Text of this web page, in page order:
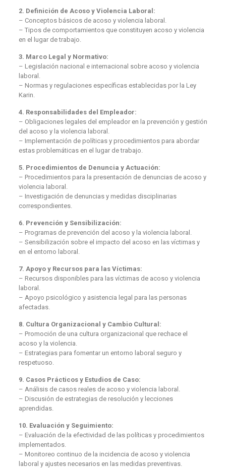
2. Definición de Acoso y Violencia Laboral:
– Conceptos básicos de acoso y violencia laboral.
– Tipos de comportamientos que constituyen acoso y violencia
en el lugar de trabajo.
3. Marco Legal y Normativo:
– Legislación nacional e internacional sobre acoso y violencia
laboral.
– Normas y regulaciones específicas establecidas por la Ley
Karin.
4. Responsabilidades del Empleador:
– Obligaciones legales del empleador en la prevención y gestión
del acoso y la violencia laboral.
– Implementación de políticas y procedimientos para abordar
estas problemáticas en el lugar de trabajo.
5. Procedimientos de Denuncia y Actuación:
– Procedimientos para la presentación de denuncias de acoso y
violencia laboral.
– Investigación de denuncias y medidas disciplinarias
correspondientes.
6. Prevención y Sensibilización:
– Programas de prevención del acoso y la violencia laboral.
– Sensibilización sobre el impacto del acoso en las víctimas y
en el entorno laboral.
7. Apoyo y Recursos para las Víctimas:
– Recursos disponibles para las víctimas de acoso y violencia
laboral.
– Apoyo psicológico y asistencia legal para las personas
afectadas.
8. Cultura Organizacional y Cambio Cultural:
– Promoción de una cultura organizacional que rechace el
acoso y la violencia.
– Estrategias para fomentar un entorno laboral seguro y
respetuoso.
9. Casos Prácticos y Estudios de Caso:
– Análisis de casos reales de acoso y violencia laboral.
– Discusión de estrategias de resolución y lecciones
aprendidas.
10. Evaluación y Seguimiento:
– Evaluación de la efectividad de las políticas y procedimientos
implementados.
– Monitoreo continuo de la incidencia de acoso y violencia
laboral y ajustes necesarios en las medidas preventivas.